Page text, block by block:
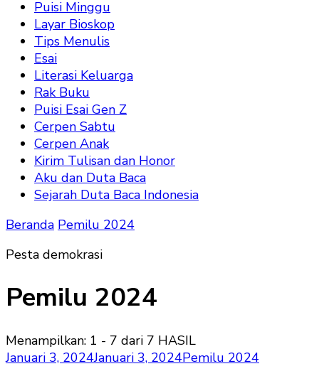
Puisi Minggu
Layar Bioskop
Tips Menulis
Esai
Literasi Keluarga
Rak Buku
Puisi Esai Gen Z
Cerpen Sabtu
Cerpen Anak
Kirim Tulisan dan Honor
Aku dan Duta Baca
Sejarah Duta Baca Indonesia
Beranda Pemilu 2024
Pesta demokrasi
Pemilu 2024
Menampilkan: 1 - 7 dari 7 HASIL
Januari 3, 2024Januari 3, 2024Pemilu 2024